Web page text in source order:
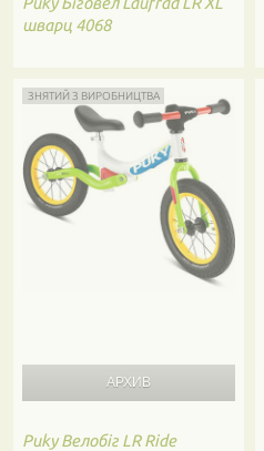
шварц 4068
ЗНЯТИЙ З ВИРОБНИЦТВА
Puky Велобіг LR Ride